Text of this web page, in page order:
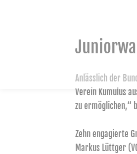
Anlässlich der
Verein Kumulus
zu ermöglichen,“
Zehn engagierte
Markus Lüttger